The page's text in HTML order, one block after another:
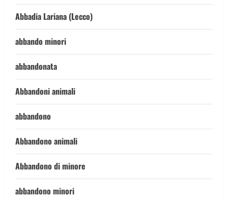
Abbadia Lariana (Lecco)
abbando minori
abbandonata
Abbandoni animali
abbandono
Abbandono animali
Abbandono di minore
abbandono minori